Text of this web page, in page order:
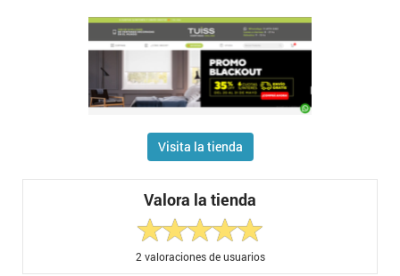
Visita la tienda
Valora la tienda
2 valoraciones de usuarios